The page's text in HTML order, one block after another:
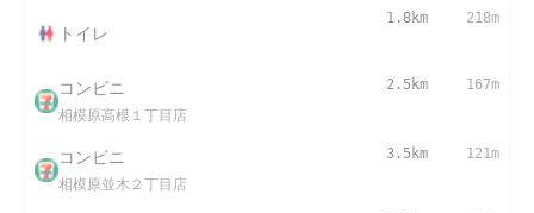
トイレ
1.8km 218m
コンビニ
相模原高根１丁目店
2.5km 167m
コンビニ
相模原並木２丁目店
3.5km 121m